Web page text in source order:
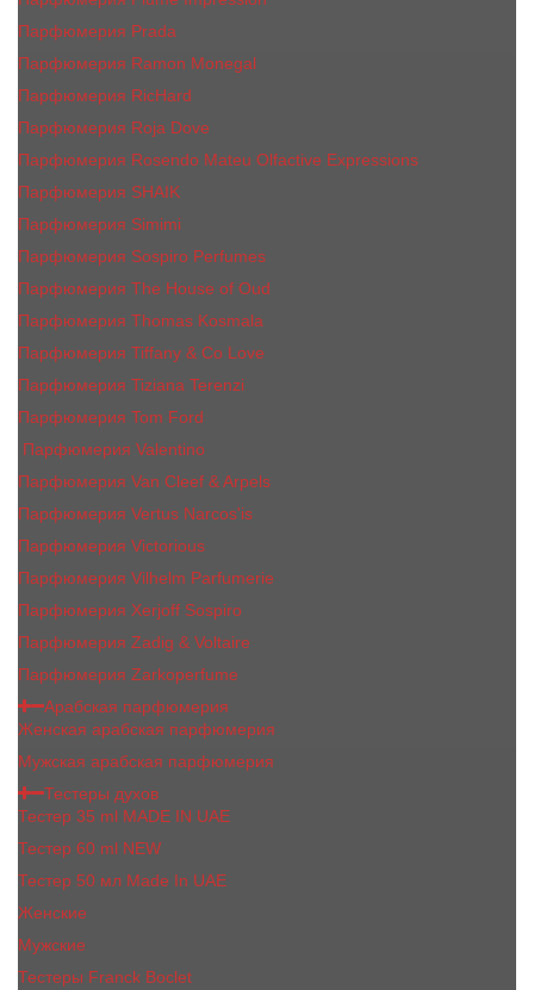
Парфюмерия Prada
Парфюмерия Ramon Monegal
Парфюмерия RicHard
Парфюмерия Roja Dove
Парфюмерия Rosendo Mateu Olfactive Expressions
Парфюмерия SHAIK
Парфюмерия Simimi
Парфюмерия Sospiro Perfumes
Парфюмерия The House of Oud
Парфюмерия Thomas Kosmala
Парфюмерия Tiffany & Co Love
Парфюмерия Tiziana Terenzi
Парфюмерия Tom Ford
Парфюмерия Valentino
Парфюмерия Van Cleef & Arpels
Парфюмерия Vertus Narcos'is
Парфюмерия Victorious
Парфюмерия Vilhelm Parfumerie
Парфюмерия Xerjoff Sospiro
Парфюмерия Zadig & Voltaire
Парфюмерия Zarkoperfume
Арабская парфюмерия
Женская арабская парфюмерия
Мужская арабская парфюмерия
Тестеры духов
Тестер 35 ml MADE IN UAE
Тестер 60 ml NEW
Тестер 50 мл Made In UAE
Женские
Мужские
Тестеры Franck Boclet